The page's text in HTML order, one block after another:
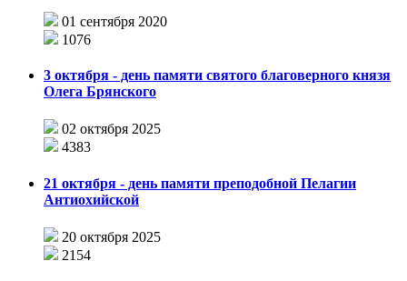
01 сентября 2020
1076
3 октября - день памяти святого благоверного князя
Олега Брянского
02 октября 2025
4383
21 октября - день памяти преподобной Пелагии
Антиохийской
20 октября 2025
2154